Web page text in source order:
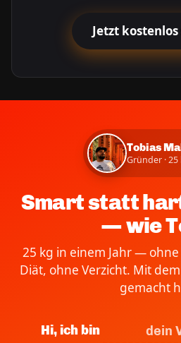
Jetzt
Tobias
Gründer ·
Smart statt
— wie
25 kg in einem Jahr —
Diät, ohne Verzicht. Mit
gemacht
Hi, ich bin